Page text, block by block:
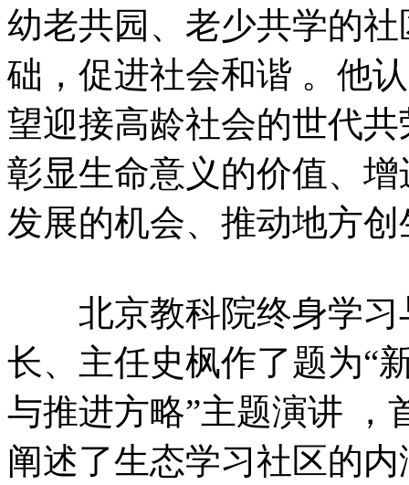
幼老共园、老少共学的
础，促进社会和谐 。他
望迎接高龄社会的世代
彰显生命意义的价值、
发展的机会、推动地方
北京教科院终身学习
长、主任史枫作了题为“
与推进方略”主题演讲 ，
阐述了生态学习社区的